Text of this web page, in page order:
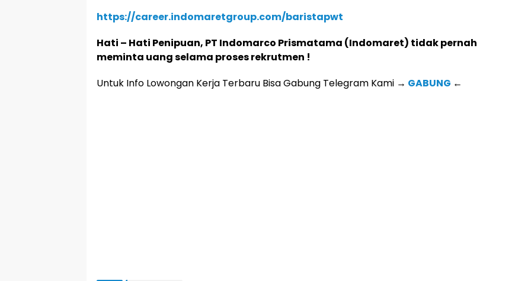
https://career.indomaretgroup.com/baristapwt
Hati – Hati Penipuan, PT Indomarco Prismatama (Indomaret) tidak pernah
meminta uang selama proses rekrutmen !
Untuk Info Lowongan Kerja Terbaru Bisa Gabung Telegram Kami → GABUNG ←